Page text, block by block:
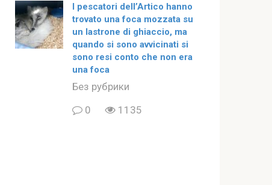
I pescatori dell’Artico hanno
trovato una foca mozzata su
un lastrone di ghiaccio, ma
quando si sono avvicinati si
sono resi conto che non era
una foca
Без рубрики
0
1135